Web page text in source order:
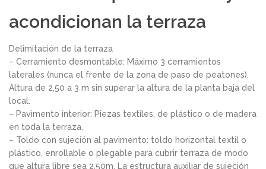
acondicionan la terraza
Delimitación de la terraza
– Cerramiento desmontable: Máximo 3 cerramientos
laterales (nunca el frente de la zona de paso de peatones).
Altura de 2,50 a 3 m sin superar la altura de la planta baja del
local.
– Pavimento interior: Piezas textiles, de plástico o de madera
en toda la terraza.
– Toldo con sujeción al pavimento: toldo horizontal textil o
plástico, enrollable o plegable para cubrir terraza de modo
que altura libre sea 2,50m. La estructura auxiliar de sujeción